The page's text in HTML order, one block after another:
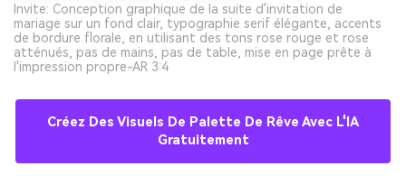
Invite: Conception graphique de la suite d'invitation de
mariage sur un fond clair, typographie serif élégante, accents
de bordure florale, en utilisant des tons rose rouge et rose
atténués, pas de mains, pas de table, mise en page prête à
l'impression propre-AR 3:4
Créez Des Visuels De Palette De Rêve Avec L'IA
Gratuitement